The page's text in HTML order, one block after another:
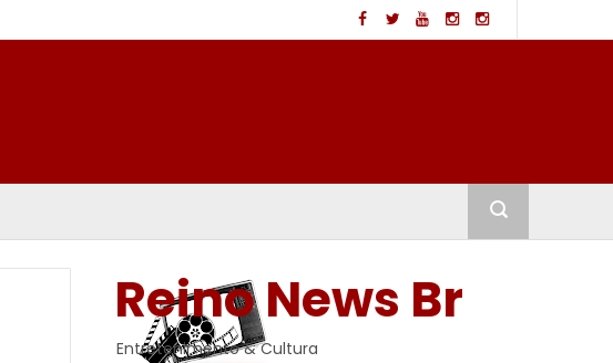
Reino News Br
Entretenimento & Cultura